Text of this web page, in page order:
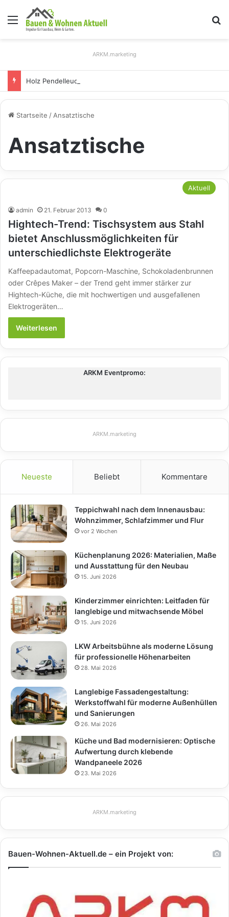
Menü
ARKM.marketing
Startseite / Ansatztische
Ansatztische
Aktuell
admin 21. Februar 2013 0
Hightech-Trend: Tischsystem aus Stahl
bietet Anschlussmöglichkeiten für
unterschiedlichste Elektrogeräte
Kaffeepadautomat, Popcorn-Maschine, Schokoladenbrunnen
oder Crêpes Maker – der Trend geht immer stärker zur
Hightech-Küche, die mit hochwertigen und ausgefallenen
Elektrogeräten…
Weiterlesen
ARKM Eventpromo:
ARKM.marketing
Neueste Beliebt Kommentare
Teppichwahl nach dem Innenausbau:
Wohnzimmer, Schlafzimmer und Flur
vor 2 Wochen
Küchenplanung 2026: Materialien, Maße
und Ausstattung für den Neubau
15. Juni 2026
Kinderzimmer einrichten: Leitfaden für
langlebige und mitwachsende Möbel
15. Juni 2026
LKW Arbeitsbühne als moderne Lösung
für professionelle Höhenarbeiten
28. Mai 2026
Langlebige Fassadengestaltung:
Werkstoffwahl für moderne Außenhüllen
und Sanierungen
26. Mai 2026
Küche und Bad modernisieren: Optische
Aufwertung durch klebende
Wandpaneele 2026
23. Mai 2026
ARKM.marketing
Bauen-Wohnen-Aktuell.de – ein Projekt von: